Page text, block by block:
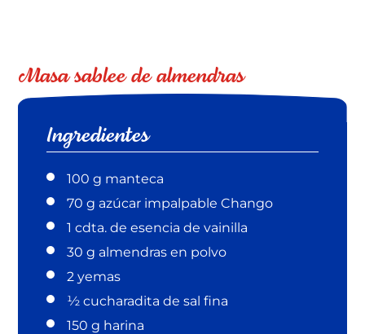
Masa sablee de almendras
Ingredientes
100 g manteca
70 g azúcar impalpable Chango
1 cdta. de esencia de vainilla
30 g almendras en polvo
2 yemas
½ cucharadita de sal fina
150 g harina